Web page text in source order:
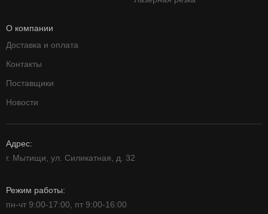
О компании
Доставка и оплата
Контакты
Поставщики
Новости
Адрес:
г. Мытищи, ул. Силикатная, д. 32
Режим работы:
пн-чт 9:00-17:00, пт 9:00-16:00